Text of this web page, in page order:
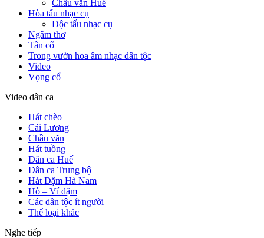
Chầu văn Huế
Hòa tấu nhạc cụ
Độc tấu nhạc cụ
Ngâm thơ
Tân cổ
Trong vườn hoa âm nhạc dân tộc
Video
Vọng cổ
Video dân ca
Hát chèo
Cải Lương
Chầu văn
Hát tuồng
Dân ca Huế
Dân ca Trung bộ
Hát Dặm Hà Nam
Hò – Ví dặm
Các dân tộc ít người
Thể loại khác
Nghe tiếp